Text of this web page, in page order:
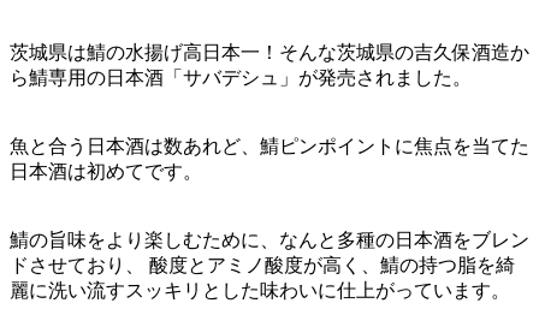
茨城県は鯖の水揚げ高日本一！そんな茨城県の吉久保酒造か
ら鯖専用の日本酒「サバデシュ」が発売されました。
魚と合う日本酒は数あれど、鯖ピンポイントに焦点を当てた
日本酒は初めてです。
鯖の旨味をより楽しむために、なんと多種の日本酒をブレン
ドさせており、 酸度とアミノ酸度が高く、鯖の持つ脂を綺
麗に洗い流すスッキリとした味わいに仕上がっています。